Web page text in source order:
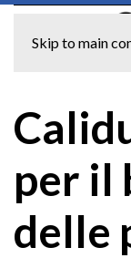
Skip to main
per il
delle